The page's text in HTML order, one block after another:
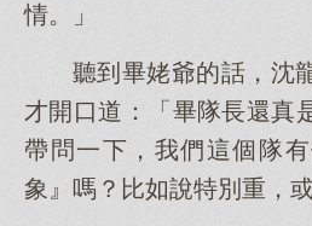
情。」
聽到畢姥爺的話，沈
才開口道：「畢隊長還真
帶問一下，我們這個隊
象』嗎？比如說特別重，